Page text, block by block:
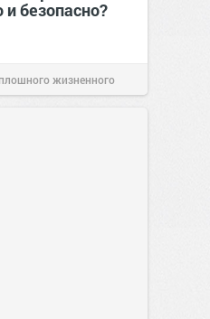
и безопасно?
жизненного